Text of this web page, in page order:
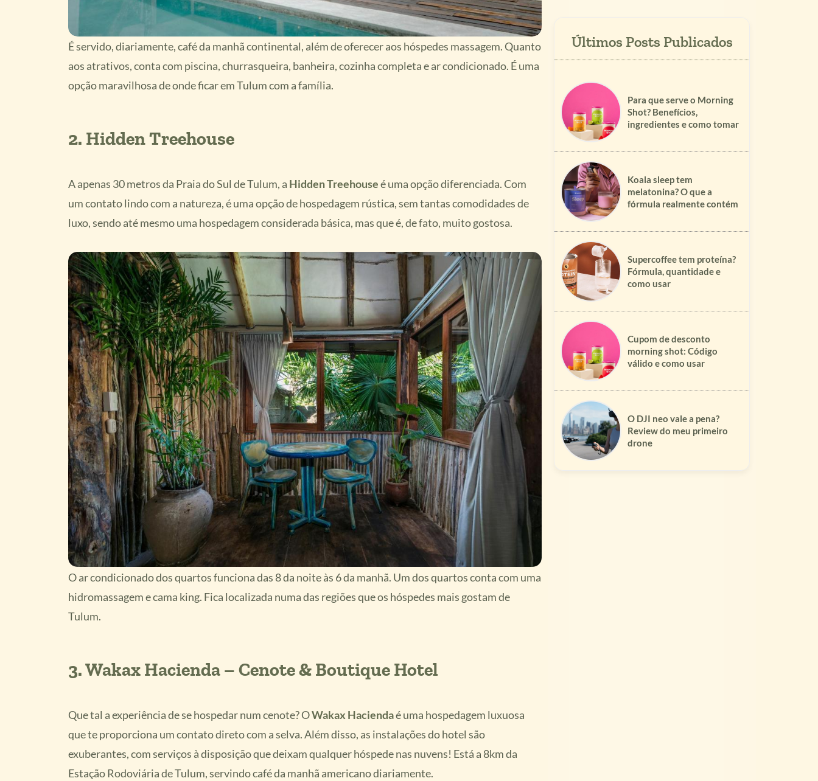
É servido, diariamente, café da manhã continental, além de oferecer aos hóspedes massagem. Quanto
aos atrativos, conta com piscina, churrasqueira, banheira, cozinha completa e ar condicionado. É uma
opção maravilhosa de onde ficar em Tulum com a família.
2. Hidden Treehouse
A apenas 30 metros da Praia do Sul de Tulum, a Hidden Treehouseé uma opção diferenciada. Com
um contato lindo com a natureza, é uma opção de hospedagem rústica, sem tantas comodidades de
luxo, sendo até mesmo uma hospedagem considerada básica, mas que é, de fato, muito gostosa.
O ar condicionado dos quartos funciona das 8 da noite às 6 da manhã. Um dos quartos conta com uma
hidromassagem e cama king. Fica localizada numa das regiões que os hóspedes mais gostam de
Tulum.
3.Wakax Hacienda – Cenote & Boutique Hotel
Que tal a experiência de se hospedar num cenote? OWakax Haciendaé uma hospedagem luxuosa
que te proporciona um contato direto com a selva. Além disso, as instalações do hotel são
exuberantes, com serviços à disposição que deixam qualquer hóspede nas nuvens! Está a 8km da
Estação Rodoviária de Tulum, servindo café da manhã americano diariamente.
Para que serve o Morning
Shot? Benefícios,
ingredientes e como tomar
Koala sleep tem
melatonina? O que a
fórmula realmente contém
Supercoffee tem proteína?
Fórmula, quantidade e
como usar
Cupom de desconto
morning shot: Código
válido e como usar
O DJI neo vale a pena?
Review do meu primeiro
drone